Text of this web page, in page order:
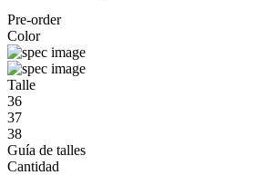
Pre-order
Color
Talle
36
37
38
Guía de talles
Cantidad